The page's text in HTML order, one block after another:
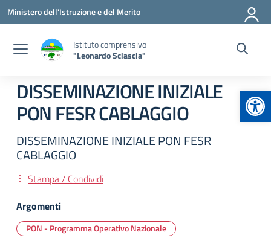
Vai ai contenuti
Vai al menu di navigazione
Vai al footer
Ministero dell'Istruzione e del Merito
Istituto comprensivo
"Leonardo Sciascia"
DISSEMINAZIONE INIZIALE
PON FESR CABLAGGIO
DISSEMINAZIONE INIZIALE PON FESR
CABLAGGIO
Stampa / Condividi
Argomenti
PON - Programma Operativo Nazionale